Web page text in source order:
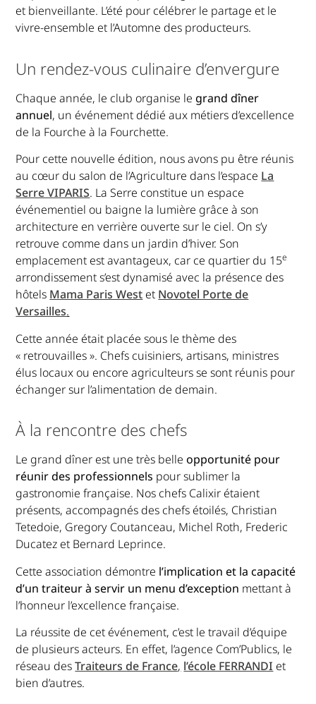
et bienveillante. L’été pour célébrer le partage et le
vivre-ensemble et l’Automne des producteurs.
Un rendez-vous culinaire d’envergure
Chaque année, le club organise le grand dîner
annuel, un événement dédié aux métiers d’excellence
de la Fourche à la Fourchette.
Pour cette nouvelle édition, nous avons pu être réunis
au cœur du salon de l’Agriculture dans l’espace La
Serre VIPARIS. La Serre constitue un espace
événementiel ou baigne la lumière grâce à son
architecture en verrière ouverte sur le ciel. On s’y
retrouve comme dans un jardin d’hiver. Son
emplacement est avantageux, car ce quartier du 15e
arrondissement s’est dynamisé avec la présence des
hôtels Mama Paris West et Novotel Porte de
Versailles.
Cette année était placée sous le thème des
« retrouvailles ». Chefs cuisiniers, artisans, ministres
élus locaux ou encore agriculteurs se sont réunis pour
échanger sur l’alimentation de demain.
À la rencontre des chefs
Le grand dîner est une très belleopportunité pour
réunir des professionnels pour sublimer la
gastronomie française. Nos chefs Calixir étaient
présents, accompagnés des chefs étoilés, Christian
Tetedoie, Gregory Coutanceau, Michel Roth, Frederic
Ducatez et Bernard Leprince.
Cette association démontre l’implication et la capacité
d’un traiteur à servir un menu d’exception mettant à
l’honneur l’excellence française.
La réussite de cet événement, c’est le travail d’équipe
de plusieurs acteurs. En effet, l’agence Com’Publics, le
réseau desTraiteurs de France, l’école FERRANDI et
bien d’autres.